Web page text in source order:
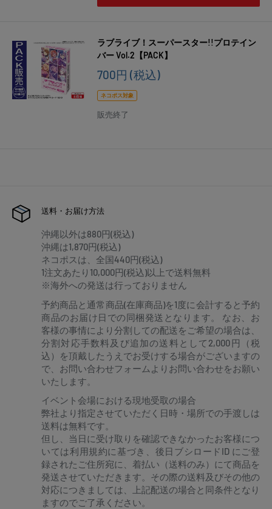
ラブライブ！スーパースター!!プロテイン
バー Vol.2【PACK】
販
価
格
700円 (税込)
ネコポス対象
販売終了
送料・お届け方法
沖縄以外は880円(税込)
沖縄は1,870円(税込)
ネコポスは、全国440円(税込)
1注文あたり10,000円(税込)以上で送料無料
※海外への発送は行っておりません
予約商品と通常商品(在庫商品)を1度に会計すると予約
商品のお届け日での同梱発送となります。 なお、お
客様の事情により分割しての配送をご希望の場合は、
分割対応手数料及び追加の送料として2,000円（税
込）を頂戴したうえでお受けする場合がございますの
で、お問い合わせフォームよりお問い合わせをお願い
いたします。
イベント会場における現地受取の場合
弊社より指定させていただく日時・場所での手渡しは
送料は無料です。
但し、当日に受け取りを確認できなかったお客様につ
いては利用規約に基づき、後日ブシロードID にご登
録されたご住所宛に、着払い（送料のみ）にて商品を
発送させていただきます。その際の送料及びその他の
対応につきましては、上記配送の場合と同条件となり
ますのでご了承ください。